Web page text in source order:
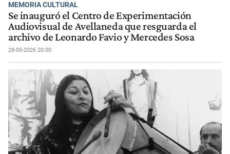
MEMORIA CULTURAL
Se inauguró el Centro de Experimentación
Audiovisual de Avellaneda que resguarda el
archivo de Leonardo Favio y Mercedes Sosa
28-05-2026 20:00